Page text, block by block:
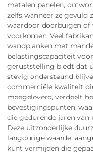
metalen panelen,
zelfs wanneer ze gevuld
waardoor doorbuigen
voorkomen. Veel
wandplanken met
belastingscapaciteit
geruststelling biedt dat
stevig ondersteund
commerciële kwaliteit
meegeleverd, verdeelt
bevestigingspunten,
die gedurende jaren
Deze uitzonderlijke
langdurige waarde,
kunt vermijden die